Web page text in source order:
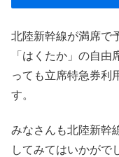
北陸新幹線が満席で
「はくたか」の自
っても立席特急券利
す。
みなさんも北陸新幹
してみてはいかがで